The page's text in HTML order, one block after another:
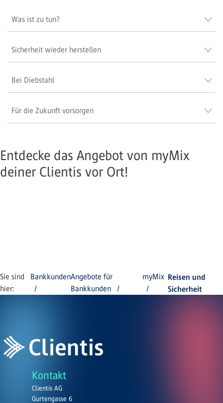
Was ist zu tun?
Sicherheit wieder herstellen
Bei Diebstahl
Für die Zukunft vorsorgen
Entdecke das Angebot von myMix
deiner Clientis vor Ort!
Sie sind
hier:
BankkundenAngebote für
Bankkunden
myMix Reisen und
Sicherheit
Kontakt
Clientis AG
Gurtengasse 6